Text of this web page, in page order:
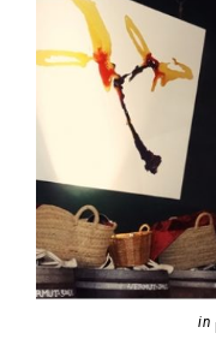
in